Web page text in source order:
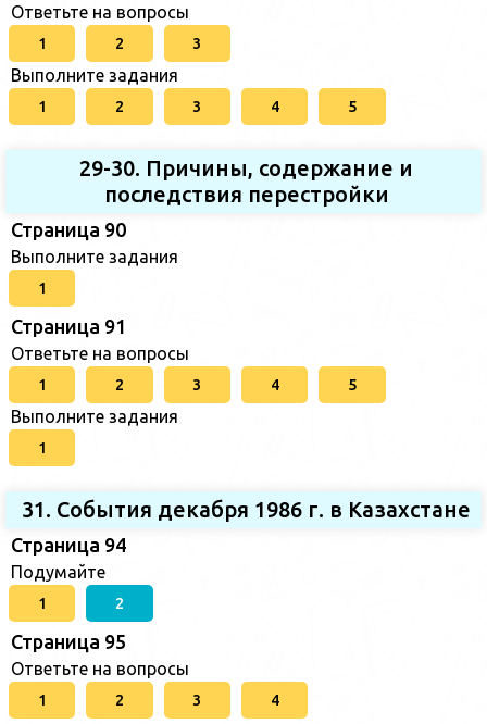
Ответьте на вопросы
1 2 3
Выполните задания
1 2 3 4 5
29-30. Причины, содержание и
последствия перестройки
Страница 90
Выполните задания
1
Страница 91
Ответьте на вопросы
1 2 3 4 5
Выполните задания
1
31. События декабря 1986 г. в Казахстане
Страница 94
Подумайте
1 2
Страница 95
Ответьте на вопросы
1 2 3 4